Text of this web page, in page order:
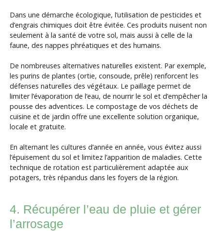
Dans une démarche écologique, l’utilisation de pesticides et
d’engrais chimiques doit être évitée. Ces produits nuisent non
seulement à la santé de votre sol, mais aussi à celle de la
faune, des nappes phréatiques et des humains.
De nombreuses alternatives naturelles existent. Par exemple,
les purins de plantes (ortie, consoude, prêle) renforcent les
défenses naturelles des végétaux. Le paillage permet de
limiter l’évaporation de l’eau, de nourrir le sol et d’empêcher la
pousse des adventices. Le compostage de vos déchets de
cuisine et de jardin offre une excellente solution organique,
locale et gratuite.
En alternant les cultures d’année en année, vous évitez aussi
l’épuisement du sol et limitez l’apparition de maladies. Cette
technique de rotation est particulièrement adaptée aux
potagers, très répandus dans les foyers de la région.
4. Récupérer l’eau de pluie et gérer
l’arrosage